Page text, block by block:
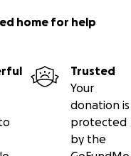
home for help
Trusted
Your
donation is
protected
by the